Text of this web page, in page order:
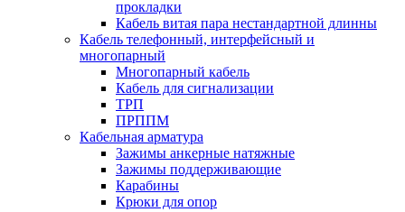
прокладки
Кабель витая пара нестандартной длинны
Кабель телефонный, интерфейсный и
многопарный
Многопарный кабель
Кабель для сигнализации
ТРП
ПРППМ
Кабельная арматура
Зажимы анкерные натяжные
Зажимы поддерживающие
Карабины
Крюки для опор